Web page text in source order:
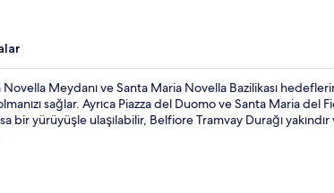
Meydanı ve Santa Maria Novella Bazilikası
sağlar. Ayrıca Piazza del Duomo ve Santa Maria del
bir yürüyüşle ulaşılabilir, Belfiore Tramvay Durağı